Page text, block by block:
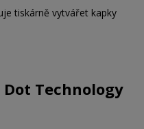
tiskárně vytvářet kapky
Technology